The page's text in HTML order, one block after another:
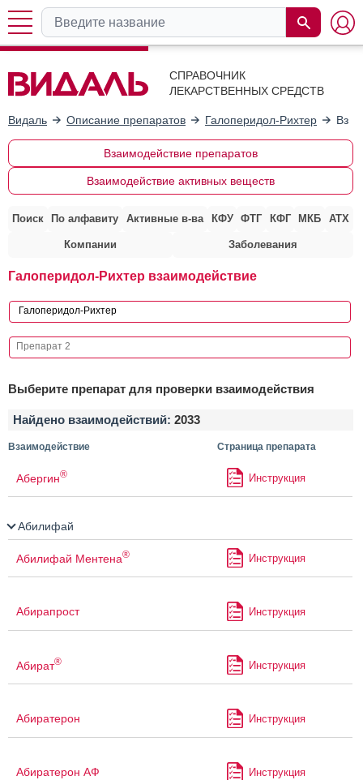
СПРАВОЧНИК
ЛЕКАРСТВЕННЫХ СРЕДСТВ
Видаль Описание препаратов Галоперидол-Рихтер
Взаимодействие препаратов
Взаимодействие активных веществ
Поиск По алфавиту Активные в-ва КФУ ФТГ КФГ МКБ АТХ
Компании Заболевания
Галоперидол-Рихтер взаимодействие
Выберите препарат для проверки взаимодействия
Найдено взаимодействий: 2033
Взаимодействие Страница препарата
Абергин® Инструкция
Абилифай
Абилифай Ментена® Инструкция
Абирапрост Инструкция
Абират® Инструкция
Абиратерон Инструкция
Абиратерон АФ Инструкция